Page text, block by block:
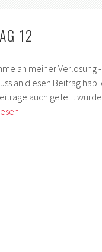
12
an meiner Verlosung
an diesen Beitrag
auch geteilt